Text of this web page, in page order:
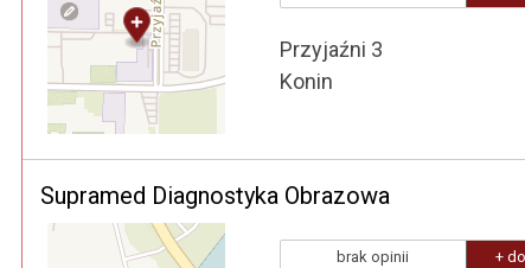
Przyjaźni 3
Konin
Supramed Diagnostyka Obrazowa
brak opinii +